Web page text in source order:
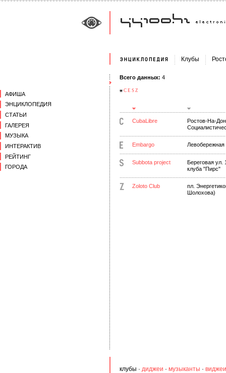
АФИША
ЭНЦИКЛОПЕДИЯ
СТАТЬИ
ГАЛЕРЕЯ
МУЗЫКА
ИНТЕРАКТИВ
РЕЙТИНГ
ГОРОДА
Клубы
Всего данных: 4
C E S Z
CubaLibre
Ростов-На-
Embargo Левобережная
Subbota project
Береговая ул.
клуба "Пирс"
Zoloto Club
пл.
Шолохова)
клубы · диджеи · музыканты · виджеи